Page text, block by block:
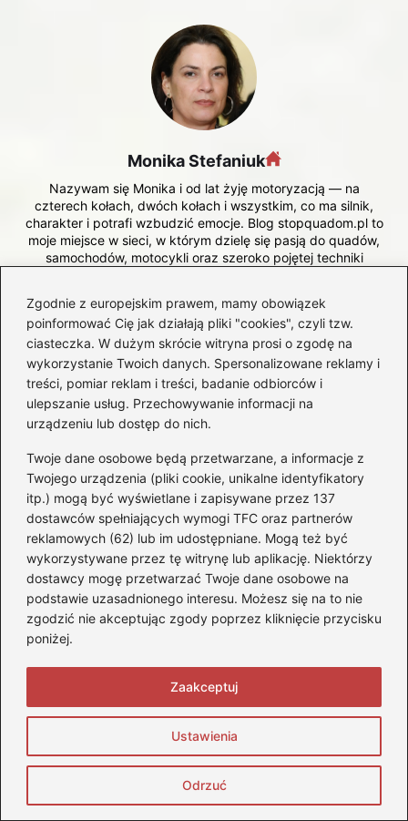
Zgodnie z europejskim prawem, mamy obowiązek
poinformować Cię jak działają pliki "cookies", czyli tzw.
ciasteczka. W dużym skrócie witryna prosi o zgodę na
wykorzystanie Twoich danych. Spersonalizowane reklamy i
treści, pomiar reklam i treści, badanie odbiorców i
ulepszanie usług. Przechowywanie informacji na
urządzeniu lub dostęp do nich.
Twoje dane osobowe będą przetwarzane, a informacje z
Twojego urządzenia (pliki cookie, unikalne identyfikatory
itp.) mogą być wyświetlane i zapisywane przez 137
dostawców spełniających wymogi TFC oraz partnerów
reklamowych (62) lub im udostępniane. Mogą też być
wykorzystywane przez tę witrynę lub aplikację. Niektórzy
dostawcy mogę przetwarzać Twoje dane osobowe na
podstawie uzasadnionego interesu. Możesz się na to nie
zgodzić nie akceptując zgody poprzez kliknięcie przycisku
poniżej.
Ustawienia
Odrzuć
Zaakceptuj
Monika Stefaniuk
Nazywam się Monika i od lat żyję motoryzacją — na
czterech kołach, dwóch kołach i wszystkim, co ma silnik,
charakter i potrafi wzbudzić emocje. Blog stopquadom.pl to
moje miejsce w sieci, w którym dzielę się pasją do quadów,
samochodów, motocykli oraz szeroko pojętej techniki
terenie, na trasie czy w warunkach ekstremalnych. Testuję,
porównuję, analizuję i tłumaczę — od wyboru
odpowiedniego quada, przez eksploatację i modyfikacje,
aż po przepisy, bezpieczeństwo i realne koszty posiadania
sprzętu.
←
Przewodnik krok po kroku: jak poprawnie podłączyć
rozrusznik do akumulatora
→
Jak rozpoznać objawy zacierania silnika i uratować
swój pojazd?
Dodaj komentarz
Twój adres email nie zostanie opublikowany.
Wymagane pola są oznaczone